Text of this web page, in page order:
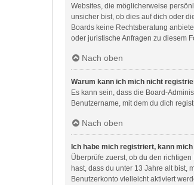
Websites, die möglicherweise
unsicher bist, ob dies auf dich oder
Boards keine Rechtsberatung
oder juristische Anfragen zu diesem
Nach oben
Warum kann ich mich nicht
Es kann sein, dass die Board-
Benutzername, mit dem du dich
Nach oben
Ich habe mich registriert, kann
Überprüfe zuerst, ob du den
hast, dass du unter 13 Jahre alt bist,
Benutzerkonto vielleicht aktiviert